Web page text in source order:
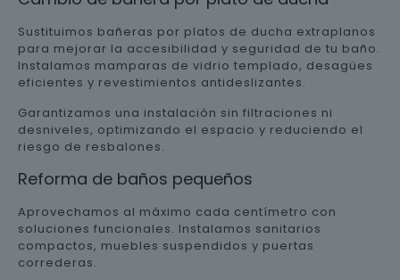
Sustituimos bañeras por platos de ducha extraplanos
para mejorar la accesibilidad y seguridad de tu baño.
Instalamos mamparas de vidrio templado, desagües
eficientes y revestimientos antideslizantes.
Garantizamos una instalación sin filtraciones ni
desniveles, optimizando el espacio y reduciendo el
riesgo de resbalones.
Reforma de baños pequeños
Aprovechamos al máximo cada centímetro con
soluciones funcionales. Instalamos sanitarios
compactos, muebles suspendidos y puertas
correderas.